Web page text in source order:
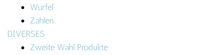
Würfel
Zahlen
DIVERSES
Zweite Wahl Produkte